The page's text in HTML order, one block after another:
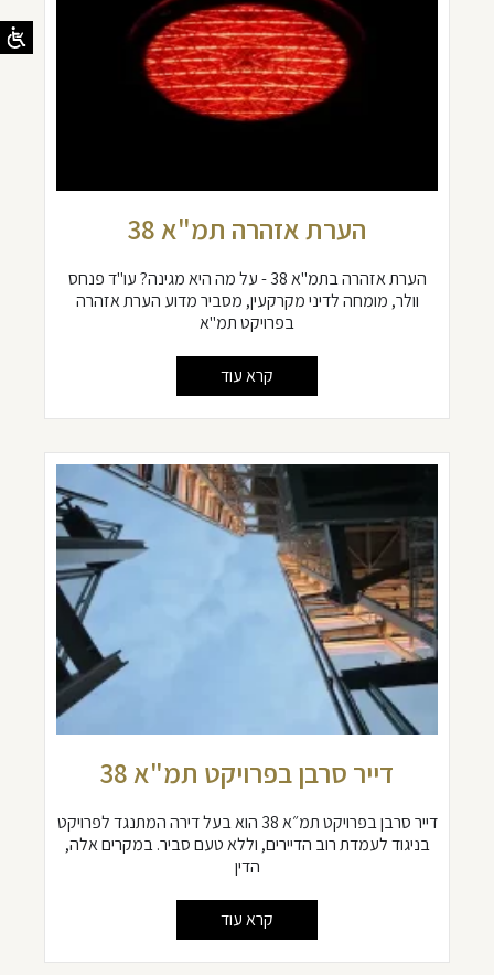
הערת אזהרה תמ"א 38
הערת אזהרה בתמ"א 38 - על מה היא מגינה? עו"ד פנחס
וולר, מומחה לדיני מקרקעין, מסביר מדוע הערת אזהרה
בפרויקט תמ"א
קרא עוד
דייר סרבן בפרויקט תמ"א 38
דייר סרבן בפרויקט תמ״א 38 הוא בעל דירה המתנגד לפרויקט
בניגוד לעמדת רוב הדיירים, וללא טעם סביר. במקרים אלה,
הדין
קרא עוד